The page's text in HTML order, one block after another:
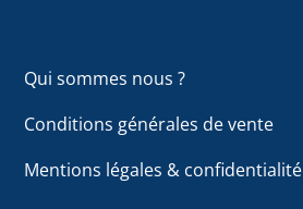
Qui sommes nous ?
Conditions générales de vente
Mentions légales & confidentialité